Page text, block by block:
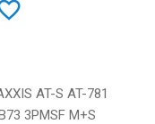
AT-S AT-781
3PMSF M+S